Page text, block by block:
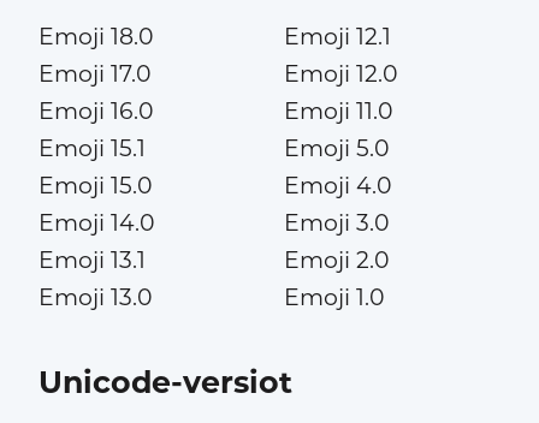
Emoji 18.0
Emoji 17.0
Emoji 16.0
Emoji 15.1
Emoji 15.0
Emoji 14.0
Emoji 13.1
Emoji 13.0
Emoji 12.1
Emoji 12.0
Emoji 11.0
Emoji 5.0
Emoji 4.0
Emoji 3.0
Emoji 2.0
Emoji 1.0
Unicode-versiot